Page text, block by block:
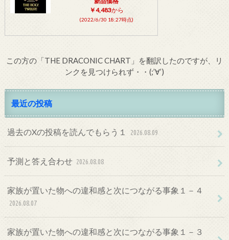
￥4,483から
(2022/6/30 18:27時点)
この方の「THE DRACONIC CHART」を翻訳したのですが、リ
ンクを見つけられず・・(;’∀’)
最近の投稿
過去のXの投稿を読んでもらう１ 2026.08.09
予測と答え合わせ 2026.08.08
家族が置いた物への違和感と次につながる事象１－４
2026.08.07
家族が置いた物への違和感と次につながる事象１－３